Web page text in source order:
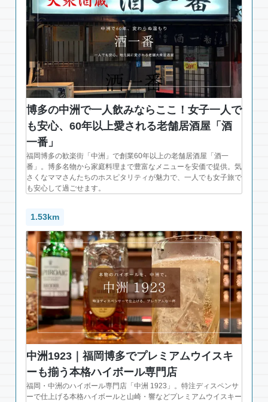
博多の中洲で一人飲みならここ！女子一人で
も安心、60年以上愛される老舗居酒屋「酒
一番」
福岡博多の歓楽街「中洲」で創業60年以上の老舗居酒屋「酒一
番」。博多名物から家庭料理まで豊富なメニューを安価で提供。気
さくなママさんたちのホスピタリティが魅力で、一人でも女子旅で
も安心して過ごせます。
1.53km
中洲1923｜福岡博多でプレミアムウイスキ
ーも揃う本格ハイボール専門店
福岡・中洲のハイボール専門店「中洲 1923」。特注ディスペンサ
ーで仕上げる本格ハイボールと山崎・響などプレミアムウイスキー